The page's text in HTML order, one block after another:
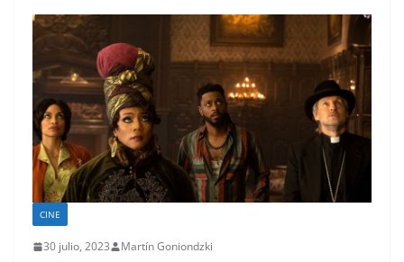
CINE
30 julio, 2023 Martín Goniondzki